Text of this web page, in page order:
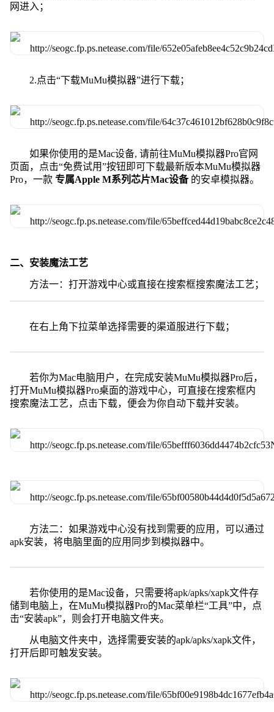
网进入；
2.点击“下载MuMu模拟器”进行下载；
如果你使用的是Mac设备, 请前往MuMu模拟器Pro官网
页面，点击“免费试用”按钮即可下载最新版本MuMu模拟器
Pro，一款 专属Apple M系列芯片Mac设备 的安卓模拟器。
二、安装魔法工艺
方法一：打开游戏中心或直接在搜索框搜索魔法工艺；
在右上角下拉菜单选择需要的渠道服进行下载；
若你为Mac电脑用户，在完成安装MuMu模拟器Pro后，
打开MuMu模拟器Pro桌面的游戏中心，可直接在搜索框内
搜索魔法工艺，点击下载，便会为你自动下载并安装。
方法二：如果游戏中心没有找到需要的应用，可以通过
apk安装，将电脑里面的应用同步到模拟器中。
若你使用的是Mac设备，只需要将apk/apks/xapk文件存
储到电脑上，在MuMu模拟器Pro的Mac菜单栏“工具”中，点
击“安装apk”，则会打开电脑文件夹。
从电脑文件夹中，选择需要安装的apk/apks/xapk文件，
打开后即可触发安装。